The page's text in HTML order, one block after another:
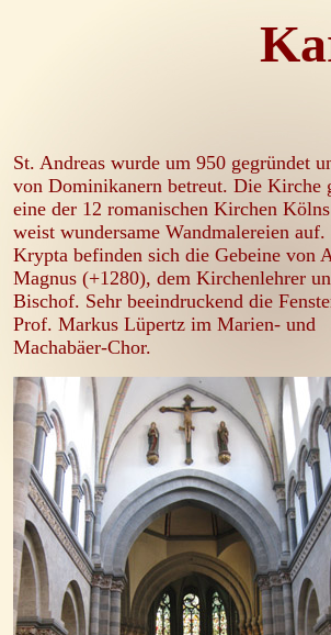
St. Andreas wurde um 950 gegründet
von Dominikanern betreut. Die Kirche
eine der 12 romanischen Kirchen
weist wundersame Wandmalereien
Krypta befinden sich die Gebeine von
Magnus (+1280), dem Kirchenlehrer
Bischof. Sehr beeindruckend die
Prof. Markus Lüpertz im Marien- und
Machabäer-Chor.